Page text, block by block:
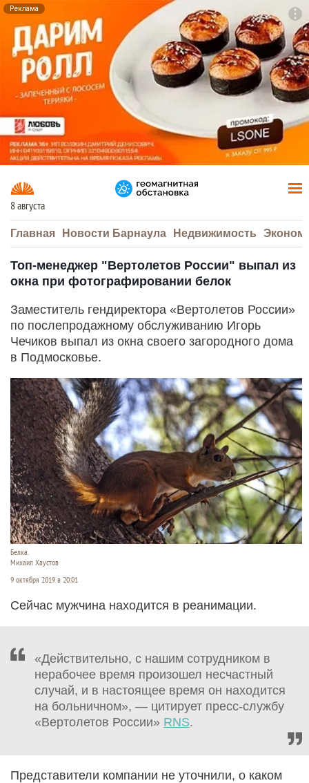
Реклама
8 августа
Главная Новости Барнаула Недвижимость
Топ-менеджер "Вертолетов России" выпал из
окна при фотографировании белок
Заместитель гендиректора «Вертолетов России»
по послепродажному обслуживанию Игорь
Чечиков выпал из окна своего загородного дома
в Подмосковье.
Белка.
Михаил Хаустов
9 октября 2019 в 20:01
Сейчас мужчина находится в реанимации.
«Действительно, с нашим сотрудником в
нерабочее время произошел несчастный
случай, и в настоящее время он находится
на больничном», — цитирует пресс-службу
«Вертолетов России» RNS.
Представители компании не уточнили, о каком